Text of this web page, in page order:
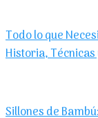
Todo lo que
Historia,
Sillones de